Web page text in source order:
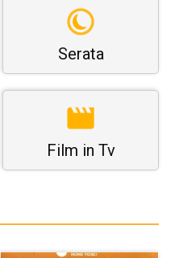
Serata
Film in Tv